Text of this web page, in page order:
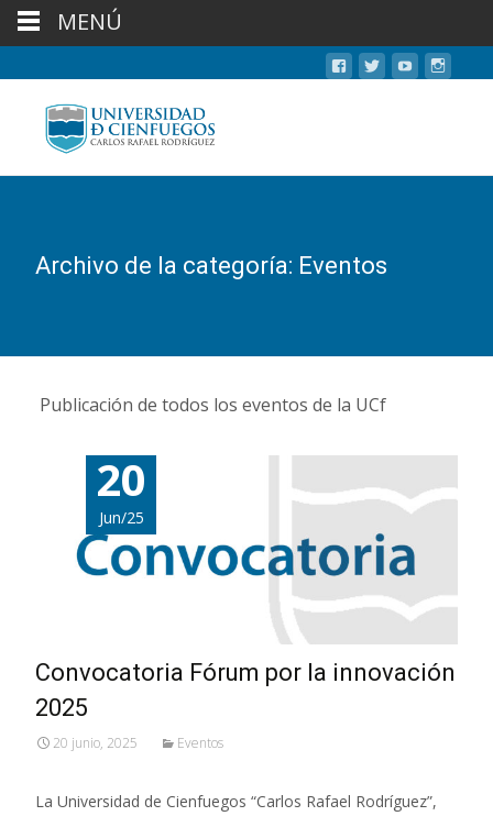
Archivo de la categoría: Eventos
Publicación de todos los eventos de la UCf
20
Jun/25
Convocatoria Fórum por la innovación
2025
20 junio, 2025 Eventos
La Universidad de Cienfuegos “Carlos Rafael Rodríguez”,
MENÚ